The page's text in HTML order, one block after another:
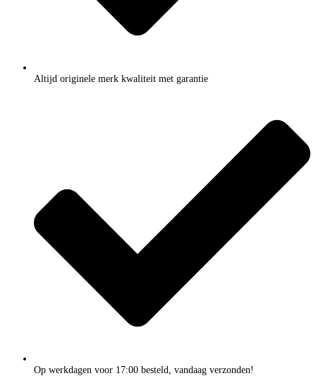
Altijd originele merk kwaliteit met garantie
Op werkdagen voor 17:00 besteld, vandaag verzonden!